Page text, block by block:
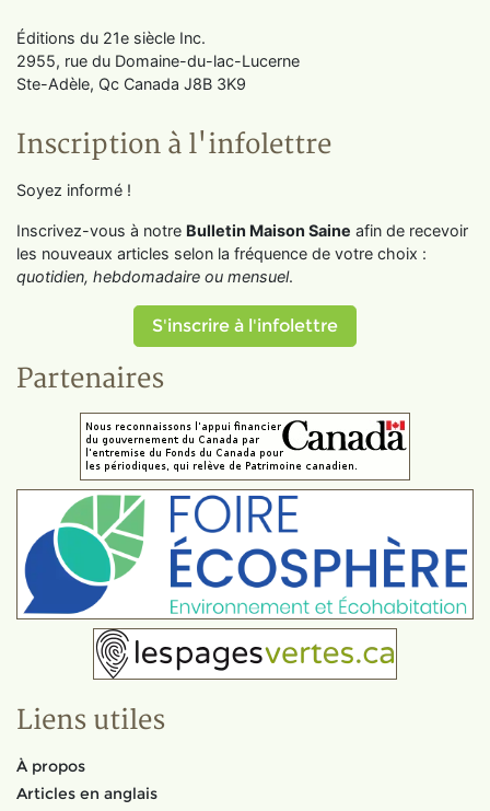
Éditions du 21e siècle Inc.
2955, rue du Domaine-du-lac-Lucerne
Ste-Adèle, Qc Canada J8B 3K9
Inscription à l'infolettre
Soyez informé !
Inscrivez-vous à notre Bulletin Maison Saine afin de recevoir
les nouveaux articles selon la fréquence de votre choix :
quotidien, hebdomadaire ou mensuel.
S'inscrire à l'infolettre
Partenaires
Liens utiles
À propos
Articles en anglais